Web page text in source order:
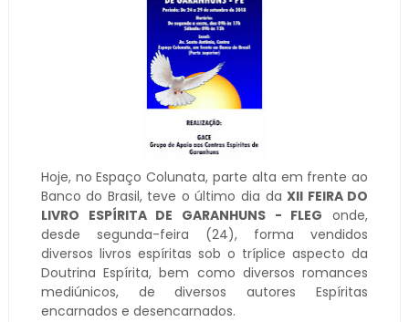
Hoje, no Espaço Colunata, parte alta em frente ao
Banco do Brasil, teve o último dia daXII FEIRA DO
LIVRO ESPÍRITA DE GARANHUNS - FLEG onde,
desde segunda-feira (24), forma vendidos
diversos livros espíritas sob o tríplice aspecto da
Doutrina Espírita, bem como diversos romances
mediúnicos, de diversos autores Espíritas
encarnados e desencarnados.